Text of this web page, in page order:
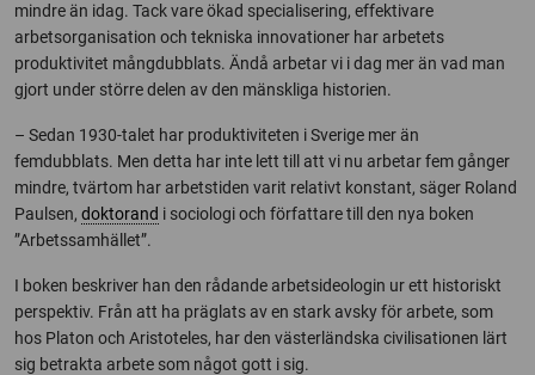
mindre än idag. Tack vare ökad specialisering, effektivare
arbetsorganisation och tekniska innovationer har arbetets
produktivitet mångdubblats. Ändå arbetar vi i dag mer än vad man
gjort under större delen av den mänskliga historien.
– Sedan 1930-talet har produktiviteten i Sverige mer än
femdubblats. Men detta har inte lett till att vi nu arbetar fem gånger
mindre, tvärtom har arbetstiden varit relativt konstant, säger Roland
Paulsen, doktorand i sociologi och författare till den nya boken
”Arbetssamhället”.
I boken beskriver han den rådande arbetsideologin ur ett historiskt
perspektiv. Från att ha präglats av en stark avsky för arbete, som
hos Platon och Aristoteles, har den västerländska civilisationen lärt
sig betrakta arbete som något gott i sig.